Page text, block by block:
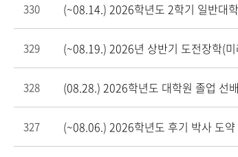
330 (~08.14.) 2026학년도 2학기 일반대
329 (~08.19.) 2026년 상반기 도전장학(
328 (08.28.) 2026학년도 대학원 졸업 선
327 (~08.06.) 2026학년도 후기 박사 도